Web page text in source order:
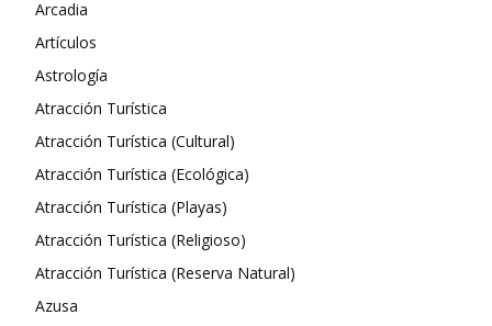
Arcadia
Artículos
Astrología
Atracción Turística
Atracción Turística (Cultural)
Atracción Turística (Ecológica)
Atracción Turística (Playas)
Atracción Turística (Religioso)
Atracción Turística (Reserva Natural)
Azusa